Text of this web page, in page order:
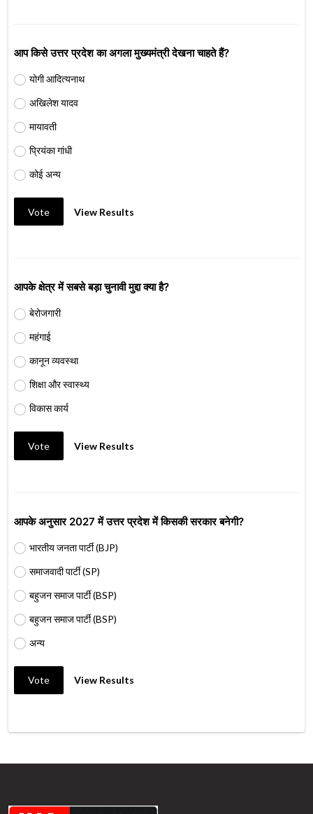
आप किसे उत्तर प्रदेश का अगला मुख्यमंत्री देखना चाहते हैं?
योगी आदित्यनाथ
अखिलेश यादव
मायावती
प्रियंका गांधी
कोई अन्य
Vote View Results
आपके क्षेत्र में सबसे बड़ा चुनावी मुद्दा क्या है?
बेरोजगारी
महंगाई
कानून व्यवस्था
शिक्षा और स्वास्थ्य
विकास कार्य
Vote View Results
आपके अनुसार 2027 में उत्तर प्रदेश में किसकी सरकार बनेगी?
भारतीय जनता पार्टी (BJP)
समाजवादी पार्टी (SP)
बहुजन समाज पार्टी (BSP)
बहुजन समाज पार्टी (BSP)
अन्य
Vote View Results